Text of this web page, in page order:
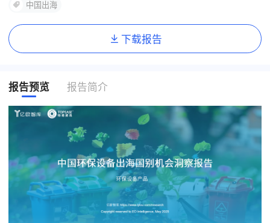
中国出海
下载报告
报告预览 报告简介